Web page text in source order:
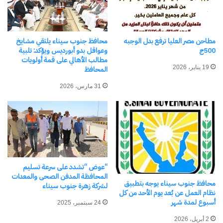
وتأتي الزيارة في إطار حرص محافظ جنوب سيناء على
التواصل المباشر مع المواطنين والزائرين، ومتابعة
الأنشطة الدينية والسياحية التي تعكس الوجه الحضاري
للمحافظة وتعزز مكانتها كوجهة سياحية عالمية.
شارك هذا الموضوع:
فيس بوك
X
معجب بهذه:
مرتبط
بالقرنة
بالأقصر
مطاحن مصر العليا ترفع بدل الوجبه
500ج
19 يناير، 2026
محافظ جنوب سيناء يلتقي مشايخ
وعواقل بدو أبورديس ويؤكد: تلبية
مطالب الأهالي على قمة أولويات
المحافظ
31 مارس، 2026
محافظ جنوب سيناء يوجه بتطبيق
نظام العمل عن بُعد يوم الأحد من كل
أسبوع لمدة شهر
2 أبريل، 2026
“عوض “تشدد على سرعة تسليم
المحافظة المدفن الصحى والمعدات
لشركة زهرة جنوب سيناء
24 سبتمبر، 2025